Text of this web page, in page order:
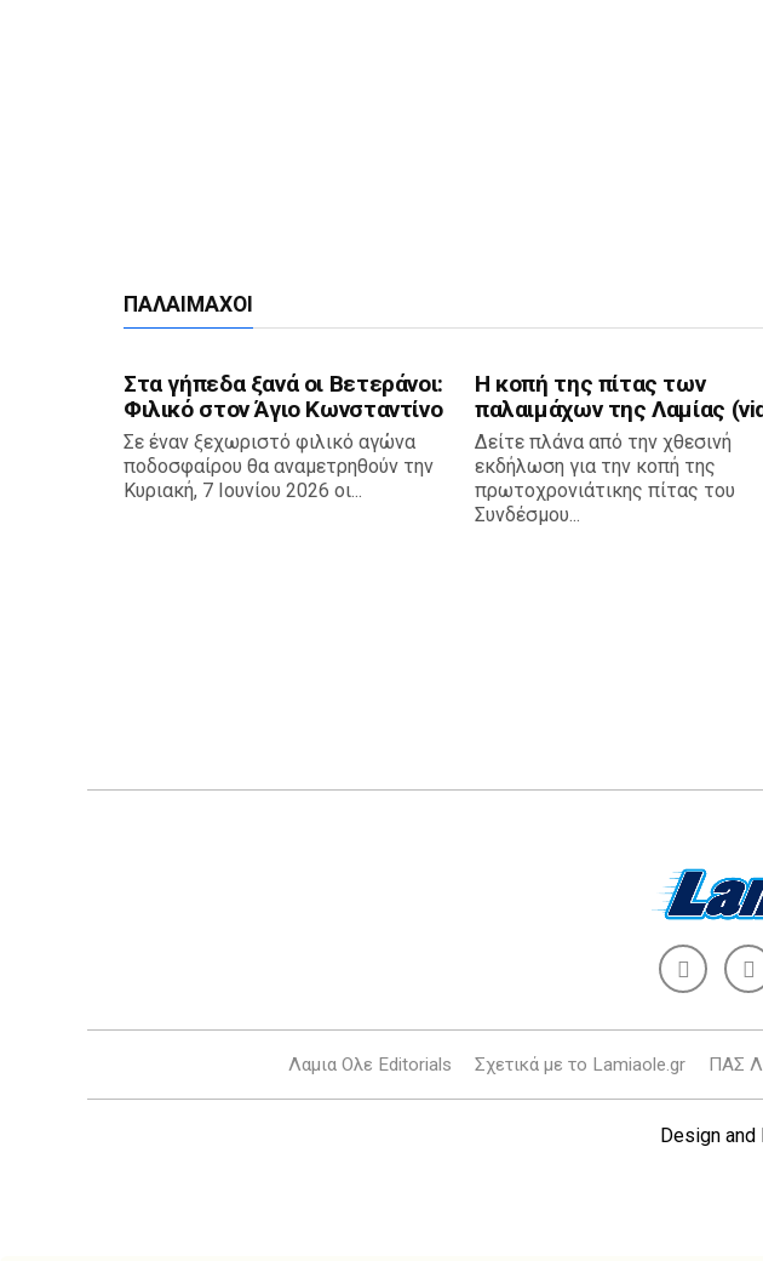
ΠΑΛΑΊΜΑΧΟΙ
Στα γήπεδα ξανά οι Βετεράνοι:
Φιλικό στον Άγιο Κωνσταντίνο
Σε έναν ξεχωριστό φιλικό αγώνα
ποδοσφαίρου θα αναμετρηθούν την
Κυριακή, 7 Ιουνίου 2026 οι...
Η κοπή της πίτας των
παλαιμάχων της Λαμίας
Δείτε πλάνα από την χθεσινή
εκδήλωση για την κοπή της
πρωτοχρονιάτικης πίτας του
Συνδέσμου...
Λαμια Ολε Editorials Σχετικά με το Lamiaole.gr ΠΑΣ
Design and